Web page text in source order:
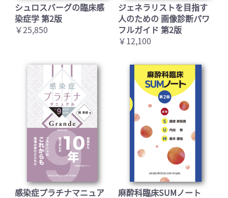
シュロスバーグの臨床感
染症学 第2版
￥25,850
ジェネラリストを目指す
人のための 画像診断パワ
フルガイド 第2版
￥12,100
感染症プラチナマニュア
麻酔科臨床SUMノート